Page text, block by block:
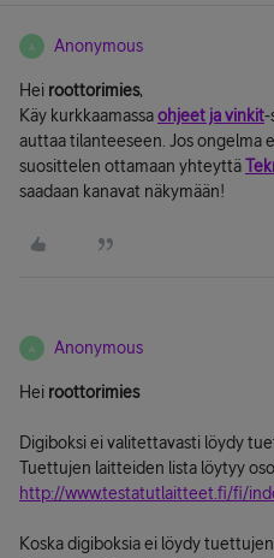
A Anonymous
Hei roottorimies,
Käy kurkkaamassaohjeet ja vinkit-
auttaa tilanteeseen. Jos ongelma
suosittelen ottamaan yhteyttä
saadaan kanavat näkymään!
A Anonymous
Hei roottorimies
Digiboksi ei valitettavasti löydy
Tuettujen laitteiden lista löytyy
http://www.testatutlaitteet.fi/fi/
Koska digiboksia ei löydy